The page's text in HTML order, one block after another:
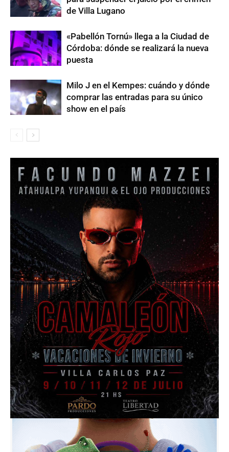
de Villa Lugano
«Pabellón Tornú» llega a la Ciudad de
Córdoba: dónde se realizará la nueva
puesta
Milo J en el Kempes: cuándo y dónde
comprar las entradas para su único
show en el país